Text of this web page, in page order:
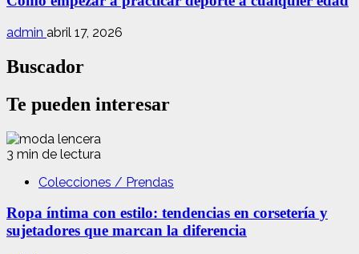
admin abril 17, 2026
Buscador
Te pueden interesar
3 min de lectura
Colecciones / Prendas
Ropa íntima con estilo: tendencias en corsetería y
sujetadores que marcan la diferencia